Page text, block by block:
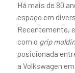
Há mais de 80
espaço em
Recentemente,
com o grip
posicionada
a Volkswagen